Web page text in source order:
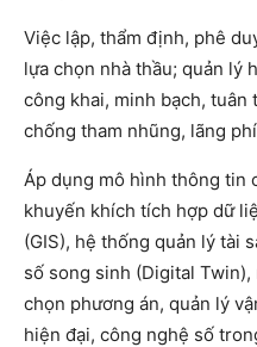
Việc lập, thẩm định, phê
lựa chọn nhà thầu; quản lý
công khai, minh bạch,
chống tham nhũng, lãng
Áp dụng mô hình thông tin
khuyến khích tích hợp dữ
(GIS), hệ thống quản lý tài
số song sinh (Digital
chọn phương án, quản lý
hiện đại, công nghệ số